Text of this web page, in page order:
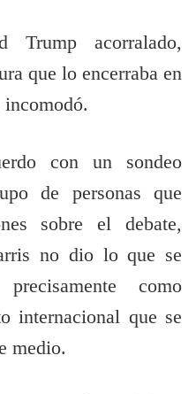
acorralado,
que lo encerraba en
con un sondeo
de personas que
sobre el debate,
no dio lo que se
como
internacional que se
medio.